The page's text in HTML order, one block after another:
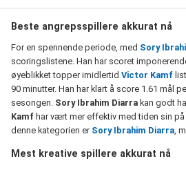
Beste angrepsspillere akkurat nå
For en spennende periode, med Sory
scoringslistene. Han har scoret
øyeblikket topper imidlertid Victor Kamf
90 minutter. Han har klart å score 1.61 mål
sesongen. Sory Ibrahim Diarra kan godt
Kamf har vært mer effektiv med tiden sin
denne kategorien er Sory Ibrahim Diarra,
Mest kreative spillere akkurat nå